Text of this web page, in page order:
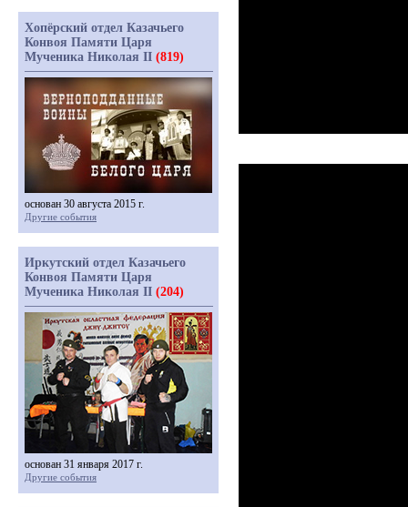
Хопёрский отдел Казачьего
Конвоя Памяти Царя
Мученика Николая II (819)
основан 30 августа 2015 г.
Другие события
Иркутский отдел Казачьего
Конвоя Памяти Царя
Мученика Николая II (204)
основан 31 января 2017 г.
Другие события